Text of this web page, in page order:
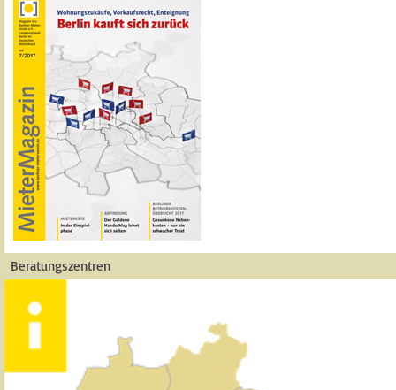
Beratungszentren